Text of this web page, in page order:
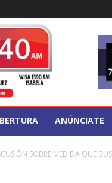
ANÚNCIATE
SOBRE MEDIDA QUE